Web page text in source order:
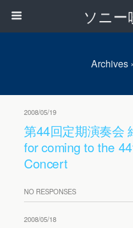
ソニー
Archives
2008/05/19
第44回定期演奏会
for coming to the
Concert
NO RESPONSES
2008/05/18